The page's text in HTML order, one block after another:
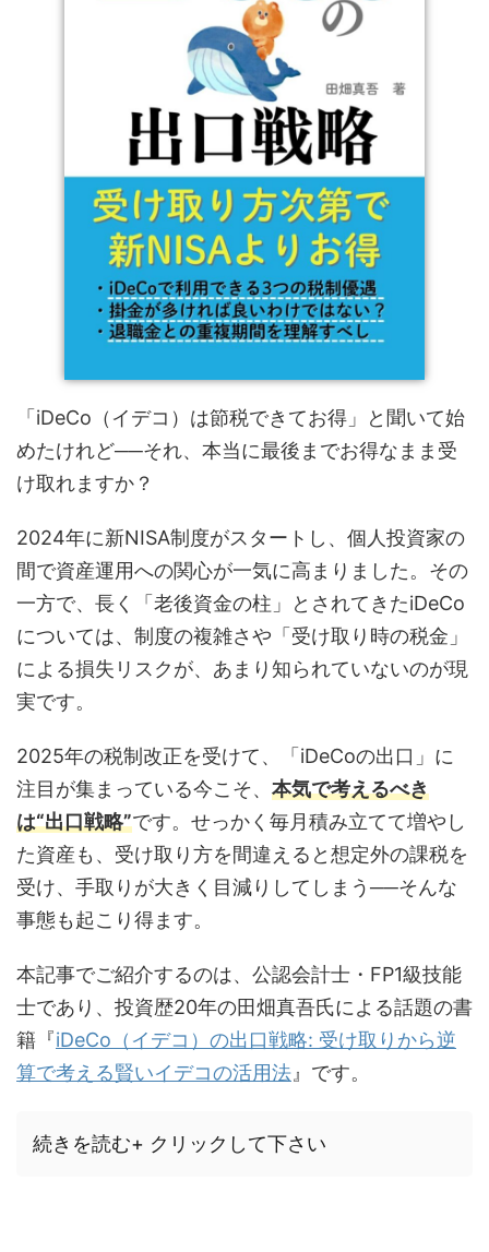
「iDeCo（イデコ）は節税できてお得」と聞いて始
めたけれど──それ、本当に最後までお得なまま受
け取れますか？
2024年に新NISA制度がスタートし、個人投資家の
間で資産運用への関心が一気に高まりました。その
一方で、長く「老後資金の柱」とされてきたiDeCo
については、制度の複雑さや「受け取り時の税金」
による損失リスクが、あまり知られていないのが現
実です。
2025年の税制改正を受けて、「iDeCoの出口」に
注目が集まっている今こそ、 本気で考えるべき
は“出口戦略”です。せっかく毎月積み立てて増やし
た資産も、受け取り方を間違えると想定外の課税を
受け、手取りが大きく目減りしてしまう──そんな
事態も起こり得ます。
本記事でご紹介するのは、公認会計士・FP1級技能
士であり、投資歴20年の田畑真吾氏による話題の書
籍『iDeCo（イデコ）の出口戦略: 受け取りから逆
算で考える賢いイデコの活用法 』です。
続きを読む+ クリックして下さい